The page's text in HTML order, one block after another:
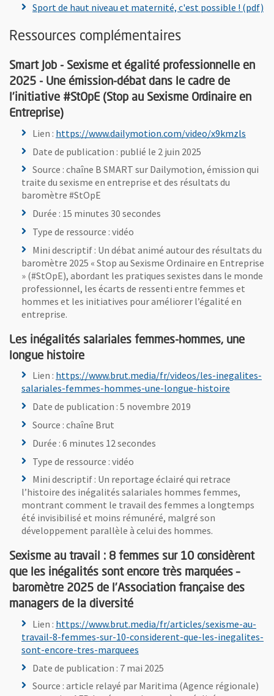
Sport de haut niveau et maternité, c'est possible ! (pdf)
Ressources complémentaires
Smart Job - Sexisme et égalité professionnelle en
2025 - Une émission-débat dans le cadre de
l’initiative #StOpE (Stop au Sexisme Ordinaire en
Entreprise)
Lien : https://www.dailymotion.com/video/x9kmzls
Date de publication : publié le 2 juin 2025
Source : chaîne B SMART sur Dailymotion, émission qui
traite du sexisme en entreprise et des résultats du
baromètre #StOpE
Durée : 15 minutes 30 secondes
Type de ressource : vidéo
Mini descriptif : Un débat animé autour des résultats du
baromètre 2025 « Stop au Sexisme Ordinaire en Entreprise
» (#StOpE), abordant les pratiques sexistes dans le monde
professionnel, les écarts de ressenti entre femmes et
hommes et les initiatives pour améliorer l’égalité en
entreprise.
Les inégalités salariales femmes-hommes, une
longue histoire
Lien : https://www.brut.media/fr/videos/les-inegalites-
salariales-femmes-hommes-une-longue-histoire
Date de publication : 5 novembre 2019
Source : chaîne Brut
Durée : 6 minutes 12 secondes
Type de ressource : vidéo
Mini descriptif : Un reportage éclairé qui retrace
l’histoire des inégalités salariales hommes femmes,
montrant comment le travail des femmes a longtemps
été invisibilisé et moins rémunéré, malgré son
développement parallèle à celui des hommes.
Sexisme au travail : 8 femmes sur 10 considèrent
que les inégalités sont encore très marquées –
baromètre 2025 de l’Association française des
managers de la diversité
Lien : https://www.brut.media/fr/articles/sexisme-au-
travail-8-femmes-sur-10-considerent-que-les-inegalites-
sont-encore-tres-marquees
Date de publication : 7 mai 2025
Source : article relayé par Maritima (Agence régionale)